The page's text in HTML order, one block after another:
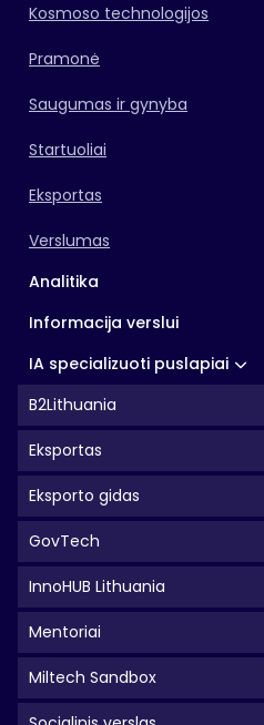
Kosmoso technologijos
Pramonė
Saugumas ir gynyba
Startuoliai
Eksportas
Verslumas
Analitika
Informacija verslui
IA specializuoti puslapiai
B2Lithuania
Eksportas
Eksporto gidas
GovTech
InnoHUB Lithuania
Mentoriai
Miltech Sandbox